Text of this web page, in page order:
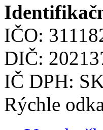
IČO:
DIČ:
IČ DPH:
Rýchle